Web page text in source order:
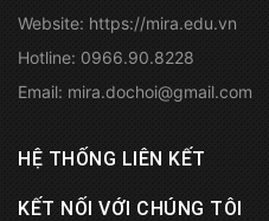
Website: https://mira.edu.vn
Hotline: 0966.90.8228
Email: mira.dochoi@gmail.com
HỆ THỐNG LIÊN KẾT
KẾT NỐI VỚI CHÚNG TÔI